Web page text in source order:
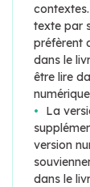
texte par
préfèrent
dans le
être lire
La
version
dans le